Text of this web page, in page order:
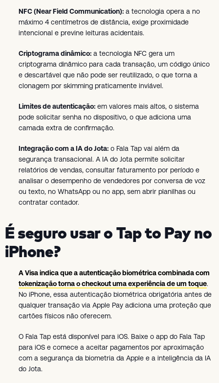
NFC (Near Field Communication): a tecnologia opera a no
máximo 4 centímetros de distância, exige proximidade
intencional e previne leituras acidentais.
Criptograma dinâmico: a tecnologia NFC gera um
criptograma dinâmico para cada transação, um código único
e descartável que não pode ser reutilizado, o que torna a
clonagem por skimming praticamente inviável.
Limites de autenticação: em valores mais altos, o sistema
pode solicitar senha no dispositivo, o que adiciona uma
camada extra de confirmação.
Integração com a IA do Jota: o Fala Tap vai além da
segurança transacional. A IA do Jota permite solicitar
relatórios de vendas, consultar faturamento por período e
analisar o desempenho de vendedores por conversa de voz
ou texto, no WhatsApp ou no app, sem abrir planilhas ou
contratar contador.
É seguro usar o Tap to Pay no
iPhone?
A Visa indica que a autenticação biométrica combinada com
tokenização torna o checkout uma experiência de um toque.
No iPhone, essa autenticação biométrica obrigatória antes de
qualquer transação via Apple Pay adiciona uma proteção que
cartões físicos não oferecem.
O Fala Tap está disponível para iOS. Baixe o app do Fala Tap
para iOS e comece a aceitar pagamentos por aproximação
com a segurança da biometria da Apple e a inteligência da IA
do Jota.